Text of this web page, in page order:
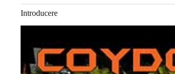
Introducere